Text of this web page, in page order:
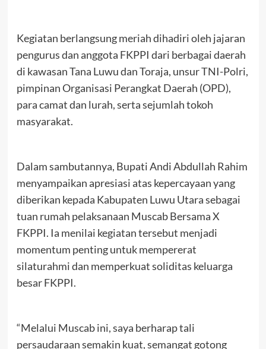
Kegiatan berlangsung meriah dihadiri oleh jajaran
pengurus dan anggota FKPPI dari berbagai daerah
di kawasan Tana Luwu dan Toraja, unsur TNI-Polri,
pimpinan Organisasi Perangkat Daerah (OPD),
para camat dan lurah, serta sejumlah tokoh
masyarakat.
Dalam sambutannya, Bupati Andi Abdullah Rahim
menyampaikan apresiasi atas kepercayaan yang
diberikan kepada Kabupaten Luwu Utara sebagai
tuan rumah pelaksanaan Muscab Bersama X
FKPPI. Ia menilai kegiatan tersebut menjadi
momentum penting untuk mempererat
silaturahmi dan memperkuat soliditas keluarga
besar FKPPI.
“Melalui Muscab ini, saya berharap tali
persaudaraan semakin kuat, semangat gotong